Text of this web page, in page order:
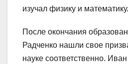
изучал физику и математику.
После окончания
Радченко нашли свое
науке соответственно.